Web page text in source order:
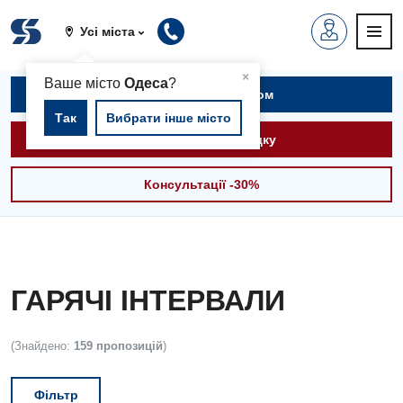
Усі міста
×
Ваше містоОдеса?
Так Вибрати інше місто
Записатися на прийом
Викликати швидку
Консультації -30%
ГАРЯЧІ ІНТЕРВАЛИ
(Знайдено: 159 пропозицій)
Фільтр